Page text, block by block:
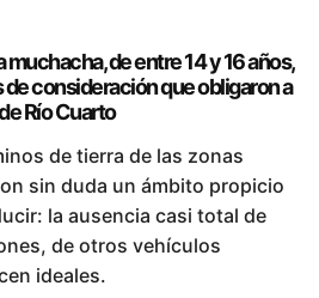
de entre 14 y 16 años,
consideración que obligaron a
Río Cuarto
de tierra de las zonas
sin duda un ámbito propicio
la ausencia casi total de
de otros vehículos
ideales.